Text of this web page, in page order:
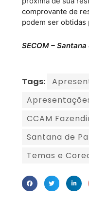
comprovante de
podem ser
SECOM –
Tags:
CCAM
Santana de
Temas e